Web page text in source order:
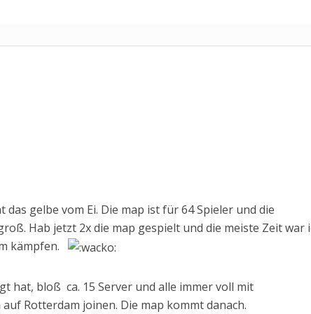
das gelbe vom Ei. Die map ist für 64 Spieler und die
Hab jetzt 2x die map gespielt und die meiste Zeit war
kämpfen.
hat, bloß ca. 15 Server und alle immer voll mit
Rotterdam joinen. Die map kommt danach.